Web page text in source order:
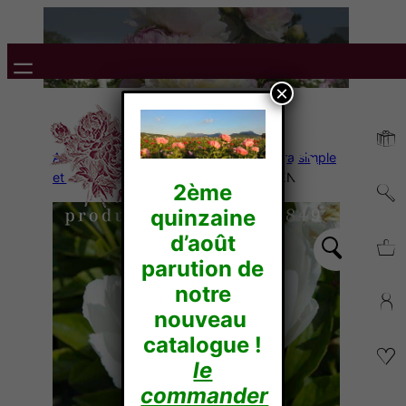
Accueil/Pivoines Herbacées/Lactiflora simple
et forme japonaise
/ Jan VAN LEEUWEN
2ème
quinzaine
d’août
parution de
notre
nouveau
catalogue !
le
commander
×